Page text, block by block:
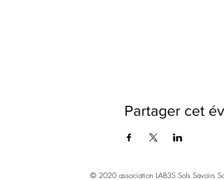
Partager cet
© 2020 association LAB3S Sols Savoirs